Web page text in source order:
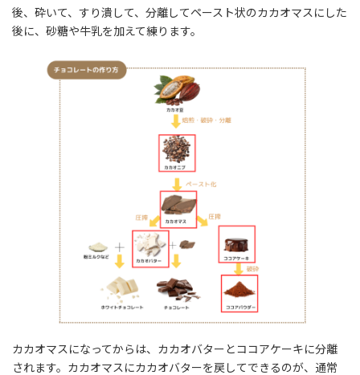
後、砕いて、すり潰して、分離してペースト状のカカオマスにした
後に、砂糖や牛乳を加えて練ります。
カカオマスになってからは、カカオバターとココアケーキに分離
されます。カカオマスにカカオバターを戻してできるのが、通常